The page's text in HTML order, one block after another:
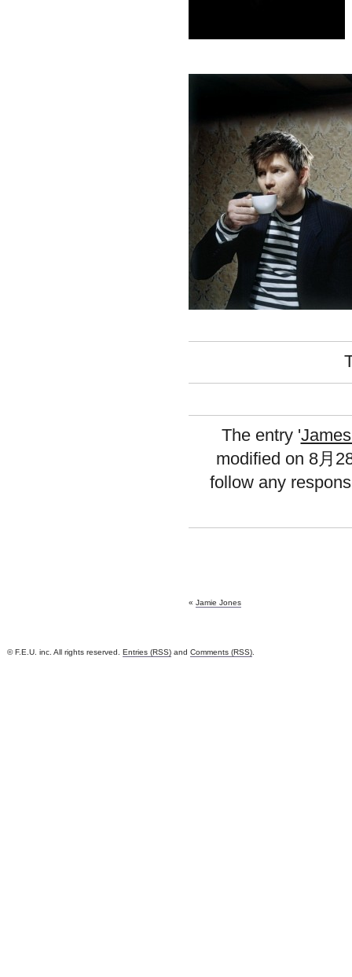
The entry '
modified on 8月
follow any
« Jamie Jones
© F.E.U. inc. All rights reserved. Entries (RSS) and Comments (RSS)